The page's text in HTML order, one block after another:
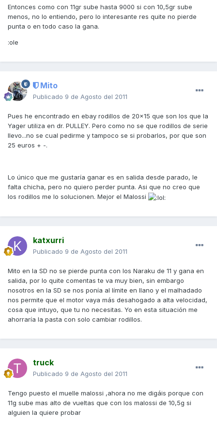
Entonces como con 11gr sube hasta 9000 si con 10,5gr sube
menos, no lo entiendo, pero lo interesante res quite no pierde
punta o en todo caso la gana.
:ole
Mito
Publicado 9 de Agosto del 2011
Pues he encontrado en ebay rodillos de 20x15 que son los que la
Yager utiliza en dr. PULLEY. Pero como no se que rodillos de serie
llevo...no se cual pedirme y tampoco se si probarlos, por que son
25 euros + -.
Lo único que me gustaría ganar es en salida desde parado, le
falta chicha, pero no quiero perder punta. Asi que no creo que
los rodillos me lo solucionen. Mejor el Malossi
katxurri
Publicado 9 de Agosto del 2011
Mito en la SD no se pierde punta con los Naraku de 11 y gana en
salida, por lo quite comentas te va muy bien, sin embargo
nosotros en la SD se nos ponía al límite en llano y el malhadado
nos permite que el motor vaya más desahogado a alta velocidad,
cosa que intuyo, que tu no necesitas. Yo en esta situación me
ahorraría la pasta con solo cambiar rodillos.
truck
Publicado 9 de Agosto del 2011
Tengo puesto el muelle malossi ,ahora no me digáis porque con
11g sube mas alto de vueltas que con los malossi de 10,5g si
alguien la quiere probar